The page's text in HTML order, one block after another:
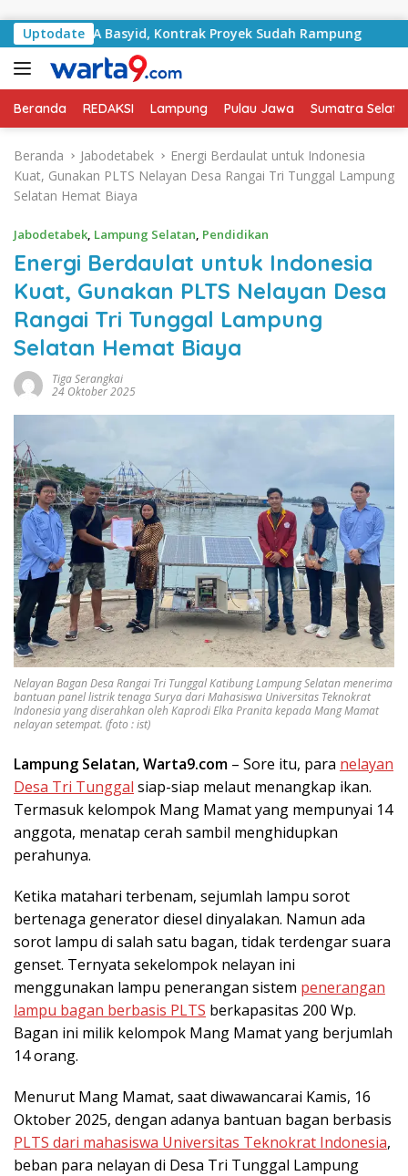
Uptodate
Basyid, Kontrak Proyek Sudah Rampung Bulan
Beranda REDAKSI Lampung Pulau Jawa Sumatra
Beranda Jabodetabek
Energi Berdaulat untuk Indonesia
Kuat, Gunakan PLTS Nelayan Desa Rangai Tri Tunggal Lampung
Selatan Hemat Biaya
Jabodetabek, Lampung Selatan, Pendidikan
Energi Berdaulat untuk Indonesia
Kuat, Gunakan PLTS Nelayan Desa
Rangai Tri Tunggal Lampung
Selatan Hemat Biaya
Tiga Serangkai
24 Oktober 2025
Nelayan Bagan Desa Rangai Tri Tunggal Katibung Lampung Selatan menerima
bantuan panel listrik tenaga Surya dari Mahasiswa Universitas Teknokrat
Indonesia yang diserahkan oleh Kaprodi Elka Pranita kepada Mang Mamat
nelayan setempat. (foto : ist)
Lampung Selatan, Warta9.com – Sore itu, para nelayan
Desa Tri Tunggal siap-siap melaut menangkap ikan.
Termasuk kelompok Mang Mamat yang mempunyai 14
anggota, menatap cerah sambil menghidupkan
perahunya.
Ketika matahari terbenam, sejumlah lampu sorot
bertenaga generator diesel dinyalakan. Namun ada
sorot lampu di salah satu bagan, tidak terdengar suara
genset. Ternyata sekelompok nelayan ini
menggunakan lampu penerangan sistem penerangan
lampu bagan berbasis PLTS berkapasitas 200 Wp.
Bagan ini milik kelompok Mang Mamat yang berjumlah
14 orang.
Menurut Mang Mamat, saat diwawancarai Kamis, 16
Oktober 2025, dengan adanya bantuan bagan berbasis
PLTS dari mahasiswa Universitas Teknokrat Indonesia,
beban para nelayan di Desa Tri Tunggal Lampung